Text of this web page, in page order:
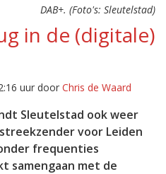
DAB+. (Foto's: Sleutelstad)
in de (digitale)
uur door Chris de Waard
Sleutelstad ook weer
voor Leiden
frequenties
samengaan met de